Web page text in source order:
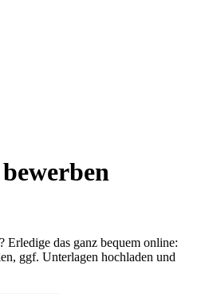
Erledige das ganz bequem online:
ggf. Unterlagen hochladen und